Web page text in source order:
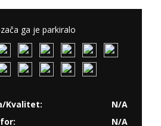
ga je parkiralo
Kvalitet:
N/A
N/A